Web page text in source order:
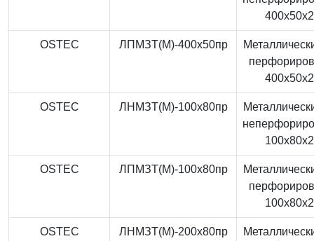
OSTEC ЛПМЗТ(М)-400x50пр
OSTEC ЛНМЗТ(М)-100x80пр
OSTEC ЛПМЗТ(М)-100x80пр
OSTEC ЛНМЗТ(М)-200x80пр